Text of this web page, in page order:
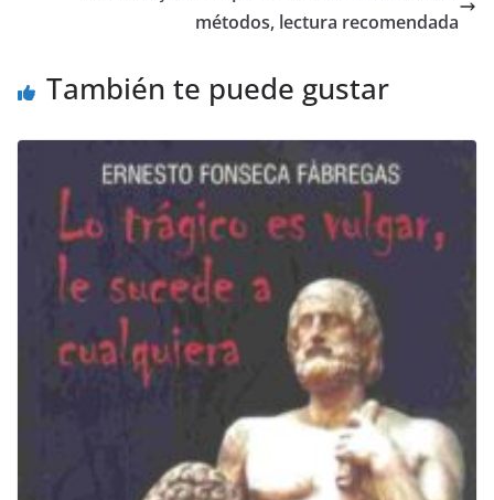
p k
métodos, lectura recomendada
También te puede gustar